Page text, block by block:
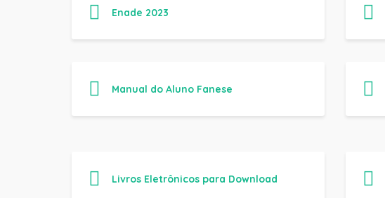
Enade 2023
Manual do Aluno Fanese
Livros Eletrônicos para Download